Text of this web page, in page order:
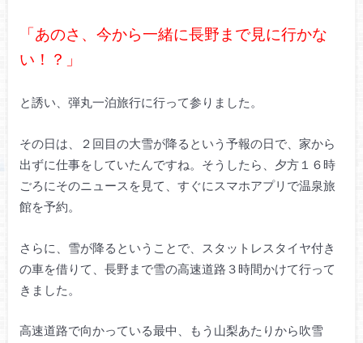
「あのさ、今から一緒に長野まで見に行かな
い！？」
と誘い、弾丸一泊旅行に行って参りました。
その日は、２回目の大雪が降るという予報の日で、家から
出ずに仕事をしていたんですね。そうしたら、夕方１６時
ごろにそのニュースを見て、すぐにスマホアプリで温泉旅
館を予約。
さらに、雪が降るということで、スタットレスタイヤ付き
の車を借りて、長野まで雪の高速道路３時間かけて行って
きました。
高速道路で向かっている最中、もう山梨あたりから吹雪